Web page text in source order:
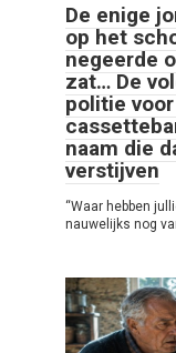
De enige
op het
negeerde
zat… De
politie
naam die
verstijven
“Waar hebben
nauwelijks nog